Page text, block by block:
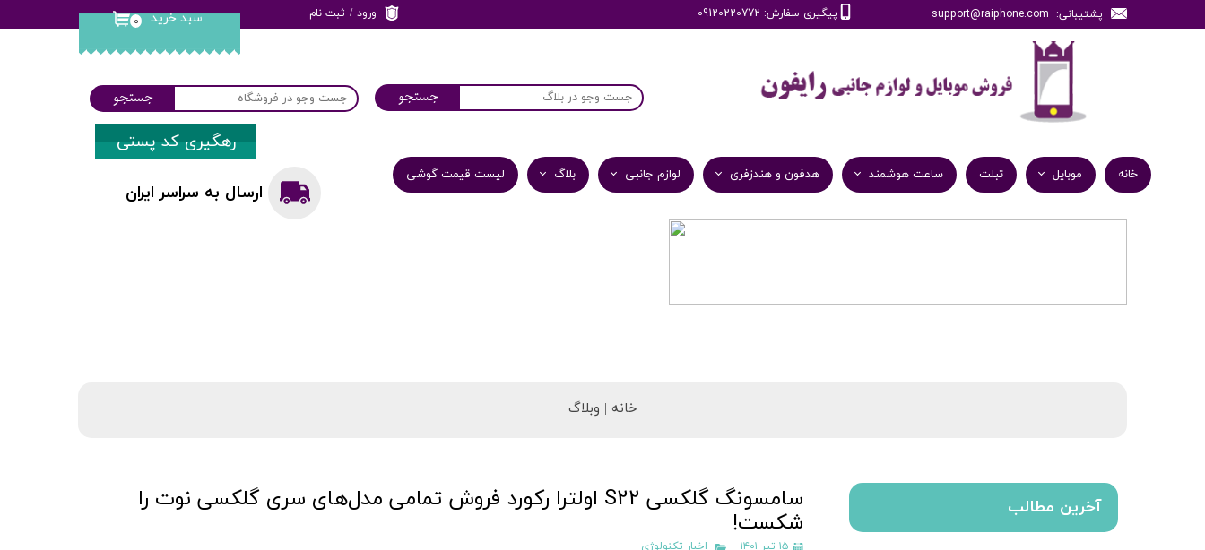
پشتیبانی: support@raiphone.com پیگیری سفارش: 09120220772 ۰ سبد خرید ورود / ثبت نام
سفارشات
خانه
موبایل تبلت ساعت هوشمند هدفون و هندزفری لوازم جانبی بلاگ لیست قیمت گوشی
جستجو جستجو
ارسال به سراسر ایران
رهگیری کد پستی
خانه | وبلاگ
سامسونگ گلکسی S22 اولترا رکورد فروش تمامی مدل‌های سری گلکسی نوت را
شکست!
۱۵ تیر ۱۴۰۱ اخبار تکنولوژی
آخرین مطالب